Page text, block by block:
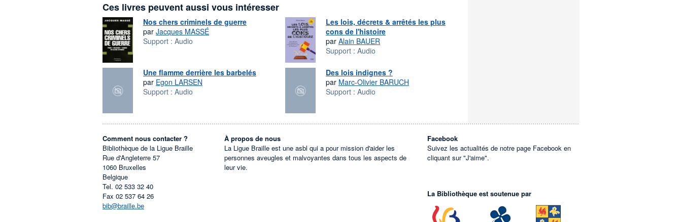
Ces livres peuvent aussi vous intéresser
Nos chers criminels de guerre
par Jacques MASSÉ
Support : Audio
Les lois, décrets & arrêtés les plus
cons de l'histoire
par Alain BAUER
Support : Audio
Une flamme derrière les barbelés
par Egon LARSEN
Support : Audio
Des lois indignes ?
par Marc-Olivier BARUCH
Support : Audio
Comment nous contacter ?
Bibliothèque de la Ligue Braille
Rue d'Angleterre 57
1060 Bruxelles
Belgique
Tel. 02 533 32 40
Fax 02 537 64 26
bib@braille.be
À propos de nous
La Ligue Braille est une asbl qui a pour mission d'aider les
personnes aveugles et malvoyantes dans tous les aspects de
leur vie.
Facebook
Suivez les actualités de notre page Facebook en
cliquant sur "J'aime".
La Bibliothèque est soutenue par